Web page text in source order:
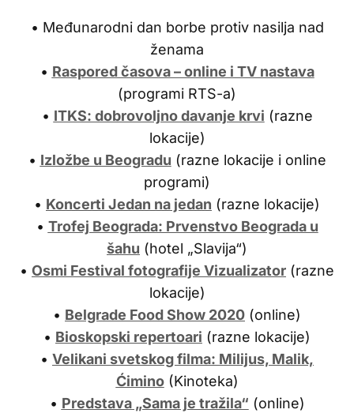
• Međunarodni dan borbe protiv nasilja nad
ženama
• Raspored časova – online i TV nastava
(programi RTS-a)
• ITKS: dobrovoljno davanje krvi (razne
lokacije)
• Izložbe u Beogradu (razne lokacije i online
programi)
• Koncerti Jedan na jedan (razne lokacije)
• Trofej Beograda: Prvenstvo Beograda u
šahu (hotel „Slavija“)
• Osmi Festival fotografije Vizualizator (razne
lokacije)
• Belgrade Food Show 2020 (online)
• Bioskopski repertoari (razne lokacije)
• Velikani svetskog filma: Milijus, Malik,
Ćimino(Kinoteka)
• Predstava „Sama je tražila“ (online)